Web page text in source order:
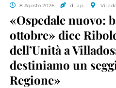
8 Agosto 2026 di a.p.
«Ospedale nuovo:
ottobre» dice
dell’Unità a
destiniamo un
Regione»